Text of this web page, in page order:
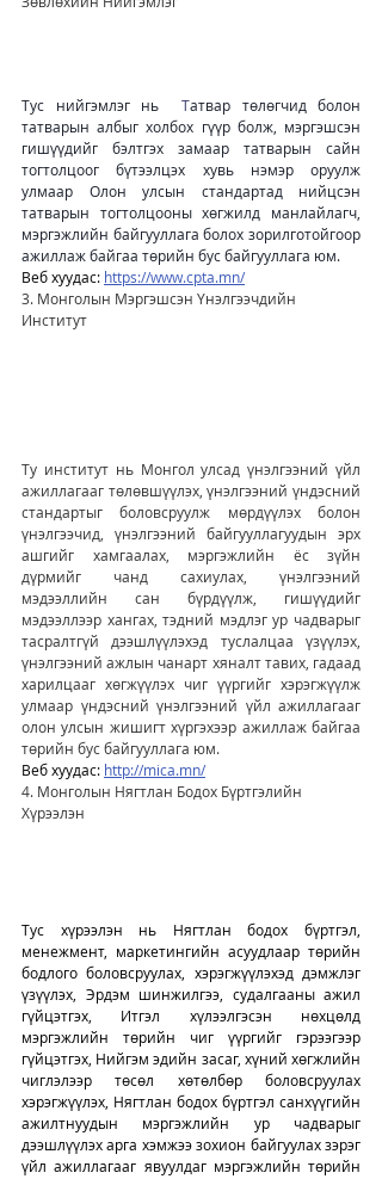
Тус нийгэмлэг нь Татвар төлөгчид болон
татварын албыг холбох гүүр болж, мэргэшсэн
гишүүдийг бэлтгэх замаар татварын сайн
тогтолцоог бүтээлцэх хувь нэмэр оруулж
улмаар Олон улсын стандартад нийцсэн
татварын тогтолцооны хөгжилд манлайлагч,
мэргэжлийн байгууллага болох зорилготойгоор
ажиллаж байгаа төрийн бус байгууллага юм.
Веб хуудас: https://www.cpta.mn/
3. Монголын Мэргэшсэн Үнэлгээчдийн
Институт
Ту институт нь Монгол улсад үнэлгээний үйл
ажиллагааг төлөвшүүлэх, үнэлгээний үндэсний
стандартыг боловсруулж мөрдүүлэх болон
үнэлгээчид, үнэлгээний байгууллагуудын эрх
ашгийг хамгаалах, мэргэжлийн ёс зүйн
дүрмийг чанд сахиулах, үнэлгээний
мэдээллийн сан бүрдүүлж, гишүүдийг
мэдээллээр хангах, тэдний мэдлэг ур чадварыг
тасралтгүй дээшлүүлэхэд туслалцаа үзүүлэх,
үнэлгээний ажлын чанарт хяналт тавих, гадаад
харилцааг хөгжүүлэх чиг үүргийг хэрэгжүүлж
улмаар үндэсний үнэлгээний үйл ажиллагааг
олон улсын жишигт хүргэхээр ажиллаж байгаа
төрийн бус байгууллага юм.
Веб хуудас: http://mica.mn/
4. Монголын Нягтлан Бодох Бүртгэлийн
Хүрээлэн
Тус хүрээлэн нь Нягтлан бодох бүртгэл,
менежмент, маркетингийн асуудлаар төрийн
бодлого боловсруулах, хэрэгжүүлэхэд дэмжлэг
үзүүлэх, Эрдэм шинжилгээ, судалгааны ажил
гүйцэтгэх, Итгэл хүлээлгэсэн нөхцөлд
мэргэжлийн төрийн чиг үүргийг гэрээгээр
гүйцэтгэх, Нийгэм эдийн засаг, хүний хөгжлийн
чиглэлээр төсөл хөтөлбөр боловсруулах
хэрэгжүүлэх, Нягтлан бодох бүртгэл санхүүгийн
ажилтнуудын мэргэжлийн ур чадварыг
дээшлүүлэх арга хэмжээ зохион байгуулах зэрэг
үйл ажиллагааг явуулдаг мэргэжлийн төрийн